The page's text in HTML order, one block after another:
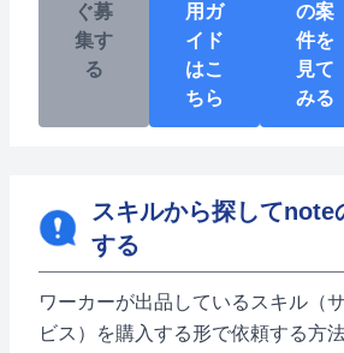
ぐ募
集す
る
用ガ
イド
はこ
ちら
の案
件を
見て
みる
スキルから探してnote
する
ワーカーが出品しているスキル（
ビス）を購入する形で依頼する方